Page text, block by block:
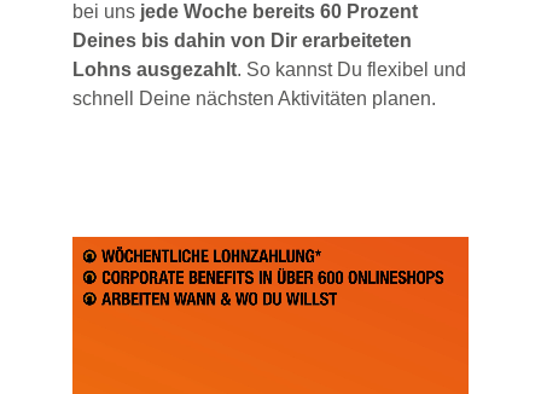
bei uns jede Woche bereits 60 Prozent
Deines bis dahin von Dir erarbeiteten
Lohns ausgezahlt. So kannst Du flexibel und
schnell Deine nächsten Aktivitäten planen.